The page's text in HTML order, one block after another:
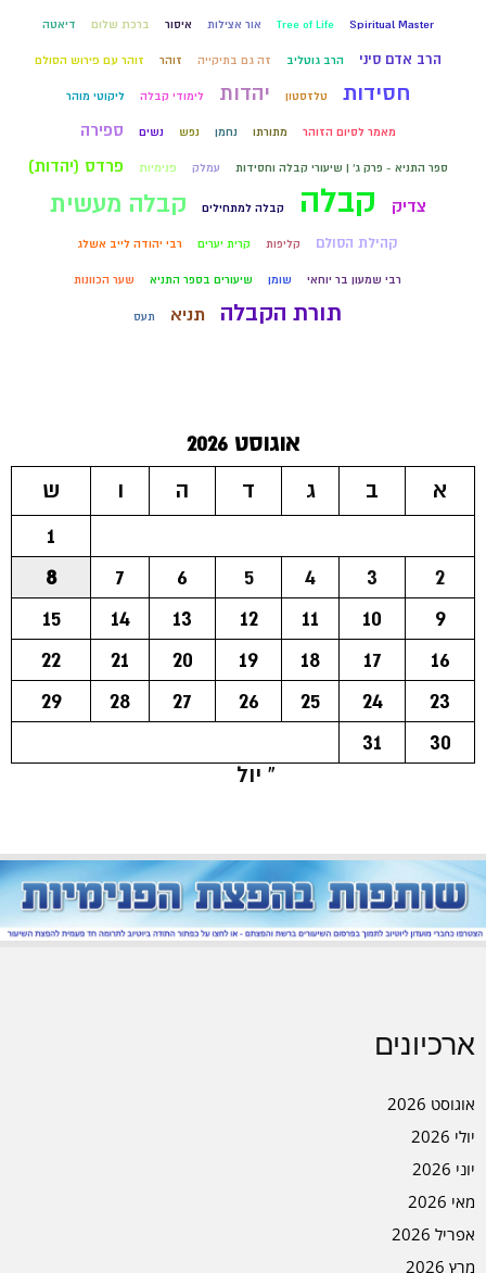
Spiritual Master
Tree of Life אור אצילות איסור ברכת שלום דיאטה
הרב אדם סיני הרב גוטליב זה גם בתיקייה זוהר זוהר עם פירוש הסולם
חסידות טלזסטון יהדות לימודי קבלה ליקוטי מוהר
מאמר לסיום הזוהר מתורתו נחמן נפש נשים ספירה
ספר התניא - פרק ג' | שיעורי קבלה וחסידות עמלק פנימיות
פרדס (יהדות)
צדיק
קבלה קבלה למתחילים קבלה מעשית
קהילת הסולם קליפות קרית יערים רבי יהודה לייב אשלג
רבי שמעון בר יוחאי שומן שיעורים בספר התניא שער הכוונות
תורת הקבלה תניא תעס
אוגוסט 2026
א
ב ג ד ה ו
ש
1
2
3
4
5
6
7
8
9
10
11
12
13
14
15
16
17
18
19
20
21
22
23
24
25
26
27
28
29
30
31
« יול
ארכיונים
אוגוסט 2026
יולי 2026
יוני 2026
מאי 2026
אפריל 2026
מרץ 2026